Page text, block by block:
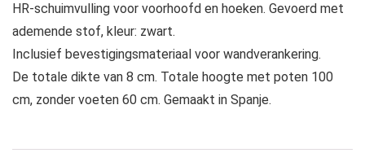
HR-schuimvulling voor voorhoofd en hoeken. Gevoerd met
ademende stof, kleur: zwart.
Inclusief bevestigingsmateriaal voor wandverankering.
De totale dikte van 8 cm. Totale hoogte met poten 100
cm, zonder voeten 60 cm. Gemaakt in Spanje.